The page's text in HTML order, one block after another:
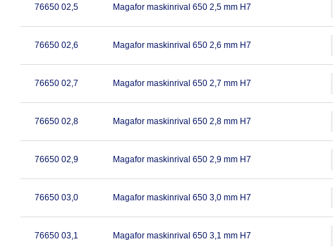
76650 02,5 Magafor maskinrival 650 2,5 mm H7
76650 02,6 Magafor maskinrival 650 2,6 mm H7
76650 02,7 Magafor maskinrival 650 2,7 mm H7
76650 02,8 Magafor maskinrival 650 2,8 mm H7
76650 02,9 Magafor maskinrival 650 2,9 mm H7
76650 03,0 Magafor maskinrival 650 3,0 mm H7
76650 03,1 Magafor maskinrival 650 3,1 mm H7